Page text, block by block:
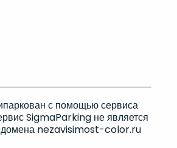
с помощью сервиса
SigmaParking не является
домена nezavisimost-color.ru